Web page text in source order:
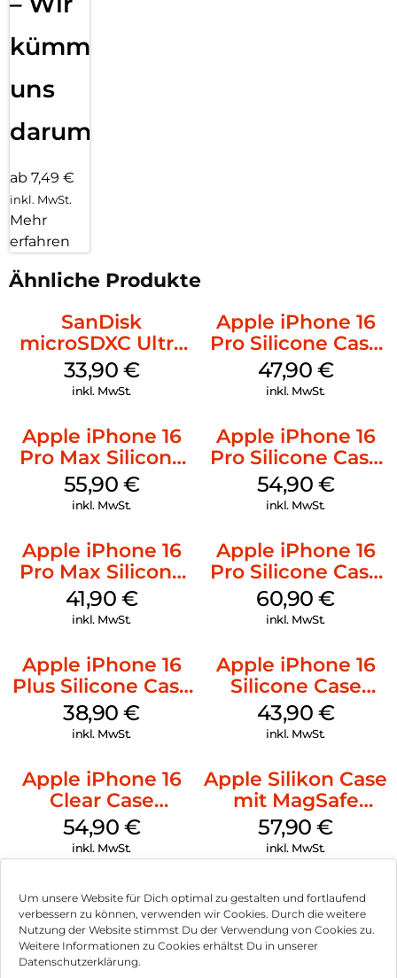
Um unsere Website für Dich optimal zu gestalten und fortlaufend
verbessern zu können, verwenden wir Cookies. Durch die weitere
Nutzung der Website stimmst Du der Verwendung von Cookies zu.
Weitere Informationen zu Cookies erhältst Du in unserer
Datenschutzerklärung.
kümmern
uns
darum!
ab 7,49 €
inkl. MwSt.
Mehr
erfahren
Ähnliche Produkte
SanDisk
microSDXC Ultra
128 GB + Adapter
Mobile
33,90 €
inkl. MwSt.
Apple iPhone 16
Pro Silicone Case
MagSafe Denim
47,90 €
inkl. MwSt.
Apple iPhone 16
Pro Max Silicone
Case MagSafe
Stone Gray
55,90 €
inkl. MwSt.
Apple iPhone 16
Pro Silicone Case
MagSafe Black
54,90 €
inkl. MwSt.
Apple iPhone 16
Pro Max Silicone
Case MagSafe
Ultramarine
41,90 €
inkl. MwSt.
Apple iPhone 16
Pro Silicone Case
MagSafe Stone
Gray
60,90€
inkl. MwSt.
Apple iPhone 16
Plus Silicone Case
MagSafe Denim
38,90€
inkl. MwSt.
Apple iPhone 16
Silicone Case
MagSafe Plum
43,90 €
inkl. MwSt.
Apple iPhone 16
Clear Case
MagSafe
Transparent
54,90 €
inkl. MwSt.
Apple Silikon Case
mit MagSafe
iPhone 14 Pro
(PRODUCT)RED
57,90€
inkl. MwSt.
Impressum